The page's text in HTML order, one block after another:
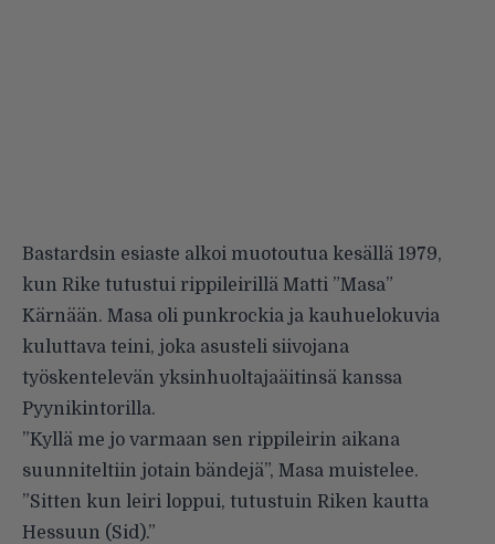
Bastardsin esiaste alkoi muotoutua kesällä 1979,
kun Rike tutustui rippileirillä Matti ”Masa”
Kärnään. Masa oli punkrockia ja kauhuelokuvia
kuluttava teini, joka asusteli siivojana
työskentelevän yksinhuoltajaäitinsä kanssa
Pyynikintorilla.
”Kyllä me jo varmaan sen rippileirin aikana
suunniteltiin jotain bändejä”, Masa muistelee.
”Sitten kun leiri loppui, tutustuin Riken kautta
Hessuun (Sid).”